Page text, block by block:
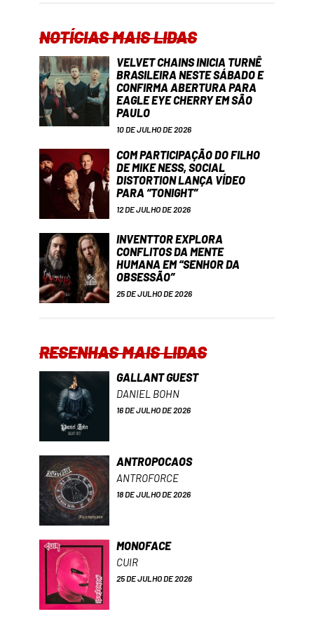
NOTÍCIAS MAIS LIDAS
VELVET CHAINS INICIA TURNÊ
BRASILEIRA NESTE SÁBADO E
CONFIRMA ABERTURA PARA
EAGLE EYE CHERRY EM SÃO
PAULO
10 DE JULHO DE 2026
COM PARTICIPAÇÃO DO FILHO
DE MIKE NESS, SOCIAL
DISTORTION LANÇA VÍDEO
PARA “TONIGHT”
12 DE JULHO DE 2026
INVENTTOR EXPLORA
CONFLITOS DA MENTE
HUMANA EM “SENHOR DA
OBSESSÃO”
25 DE JULHO DE 2026
RESENHAS MAIS LIDAS
GALLANT GUEST
DANIEL BOHN
16 DE JULHO DE 2026
ANTROPOCAOS
ANTROFORCE
18 DE JULHO DE 2026
MONOFACE
CUIR
25 DE JULHO DE 2026